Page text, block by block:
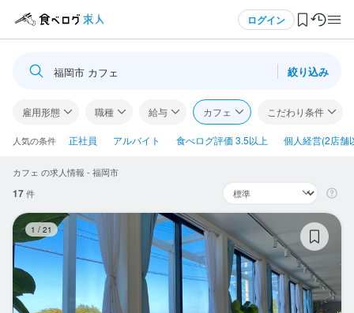
ログイン
ログイン・無料会員登録
食べログ求人TOP
求人検索
閲覧履歴
気になる求人
福岡市 カフェ 絞り込み
雇用形態 職種 給与 カフェ こだわり条件
人気の条件 正社員 アルバイト 食べログ評価 3.5以上 個人経営(2店舗
カフェ の求人情報 - 福岡市
17件
1 / 21